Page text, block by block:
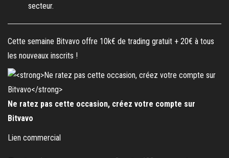
secteur.
Cette semaine Bitvavo offre 10k€ de trading gratuit + 20€ à tous
les nouveaux inscrits !
Ne ratez pas cette occasion, créez votre compte sur
Bitvavo
Lien commercial